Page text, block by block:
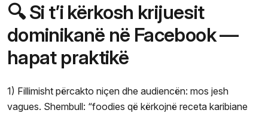
🔍 Si t’i kërkosh krijuesit
dominikanë në Facebook —
hapat praktikë
1) Fillimisht përcakto niçen dhe audiencën: mos jesh
vagues. Shembull: “foodies që kërkojnë receta karibiane